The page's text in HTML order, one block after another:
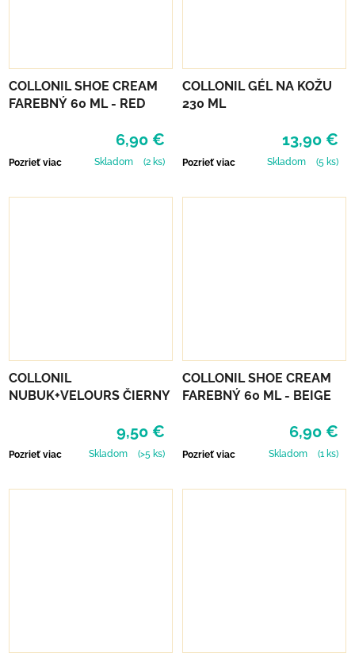
COLLONIL SHOE CREAM
FAREBNÝ 60 ML - RED
6,90 €
Pozrieť viac Skladom (2 ks)
COLLONIL GÉL NA KOŽU
230 ML
13,90 €
Pozrieť viac Skladom (5 ks)
COLLONIL
NUBUK+VELOURS ČIERNY
9,50 €
Pozrieť viac Skladom (>5 ks)
COLLONIL SHOE CREAM
FAREBNÝ 60 ML - BEIGE
6,90 €
Pozrieť viac Skladom (1 ks)